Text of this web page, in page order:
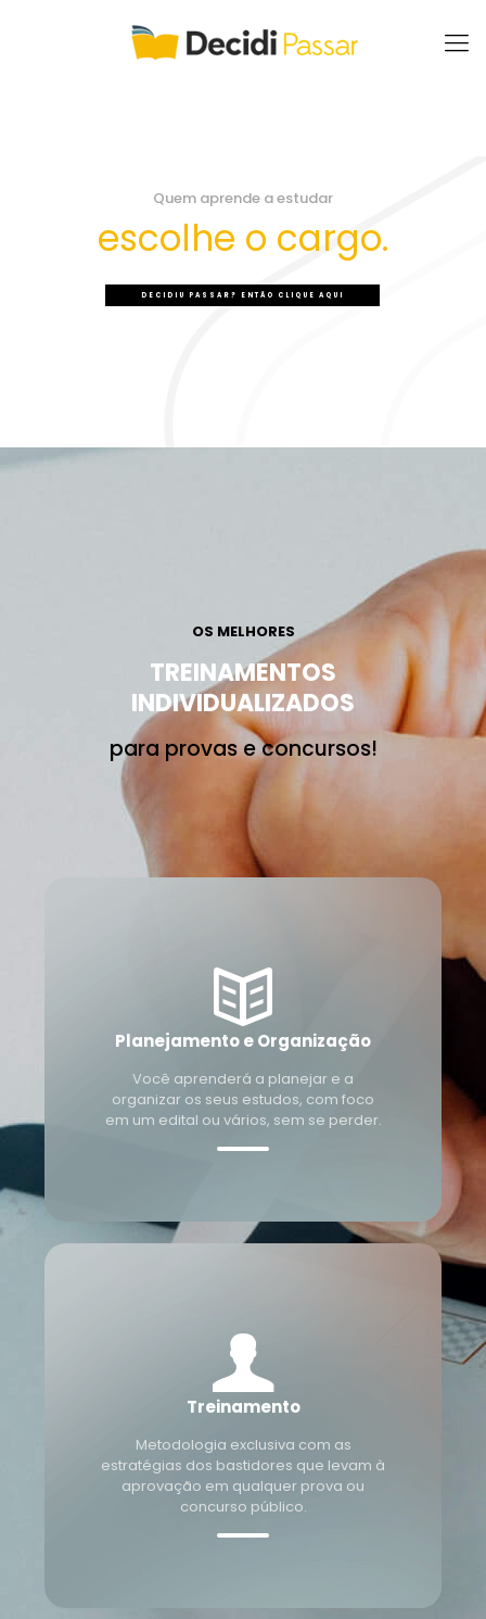
escolhe o cargo.
Quem aprende a estudar
DECIDIU PASSAR? ENTÃO CLIQUE AQUI
OS MELHORES
TREINAMENTOS
INDIVIDUALIZADOS
para provas e concursos!
Planejamento e Organização
Você aprenderá a planejar e a
organizar os seus estudos, com foco
em um edital ou vários, sem se perder.
Treinamento
Metodologia exclusiva com as
estratégias dos bastidores que levam à
aprovação em qualquer prova ou
concurso público.